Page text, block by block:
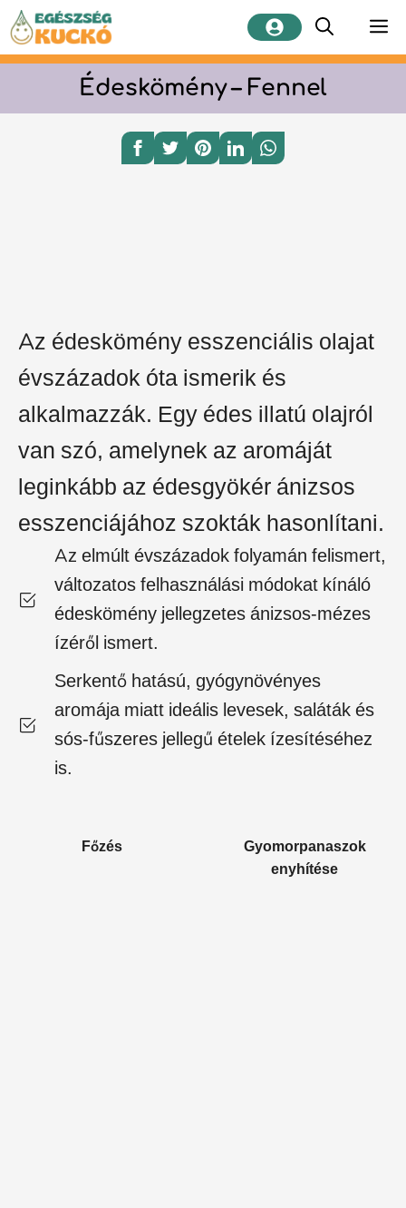
Kilépés
tartalomba
Édeskömény – Fennel
Az édeskömény esszenciális olajat
évszázadok óta ismerik és
alkalmazzák. Egy édes illatú olajról
van szó, amelynek az aromáját
leginkább az édesgyökér ánizsos
esszenciájához szokták hasonlítani.
Az elmúlt évszázadok folyamán felismert,
változatos felhasználási módokat kínáló
édeskömény jellegzetes ánizsos-mézes
ízéről ismert.
Serkentő hatású, gyógynövényes
aromája miatt ideális levesek, saláták és
sós-fűszeres jellegű ételek ízesítéséhez
is.
Főzés
Gyomorpanaszok
enyhítése